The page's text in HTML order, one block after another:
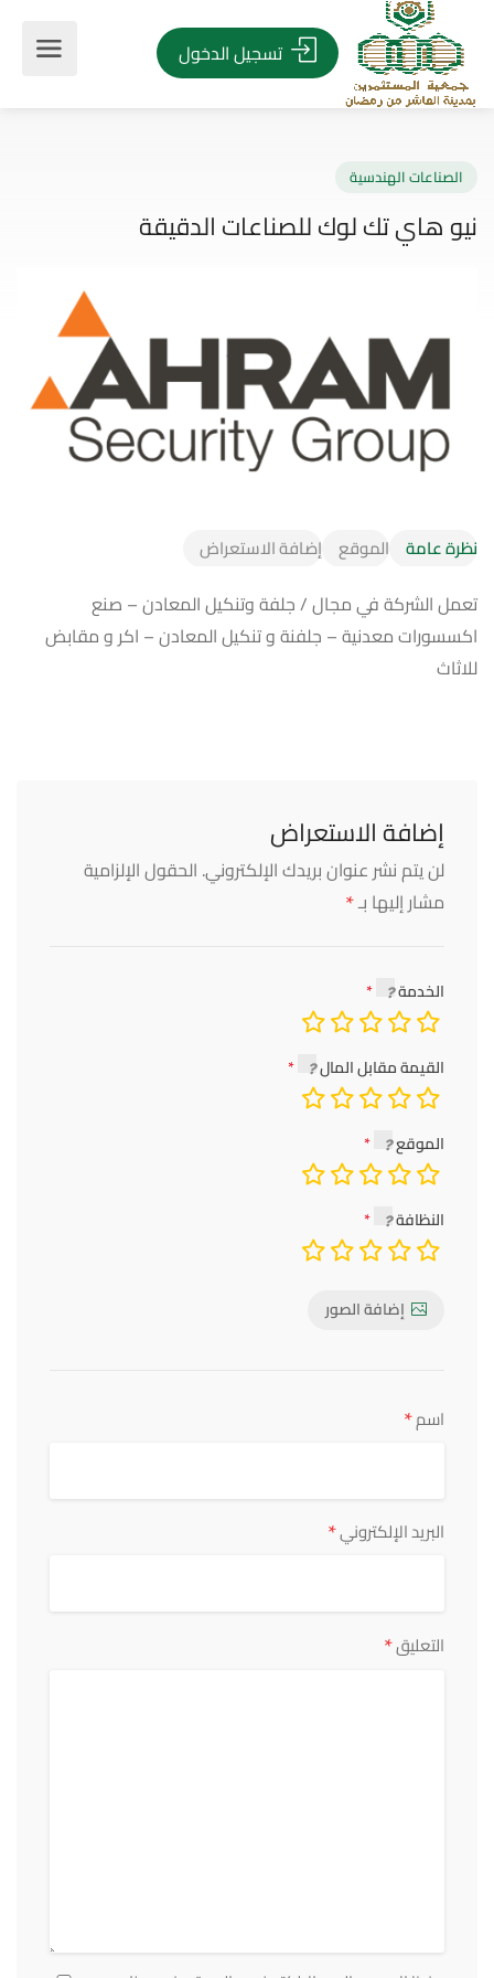
تسجيل الدخول
الهندسية
هاي تك لوك للصناعات الدقيقة
نظرة عامة الموقع إضافة الاستعراض
تعمل الشركة في مجال / جلفة وتنكيل المعادن – صنع
اكسسورات معدنية – جلفنة و تنكيل المعادن – اكر و مقابض
للاثاث
إضافة الاستعراض
لن يتم نشر عنوان بريدك الإلكتروني. الحقول الإلزامية
مشار إليها بـ*
الخدمة
القيمة مقابل المال
الموقع
النظافة
إضافة الصور
اسم*
البريد الإلكتروني*
التعليق*